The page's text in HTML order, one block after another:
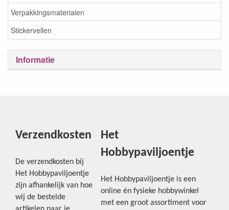
Verpakkingsmaterialen
Stickervellen
Informatie
Verzendkosten
De verzendkosten bij
Het Hobbypaviljoentje
zijn afhankelijk van hoe
wij de bestelde
Het
Hobbypaviljoentje
Het Hobbypaviljoentje is een
online én fysieke hobbywinkel
met een groot assortiment voor